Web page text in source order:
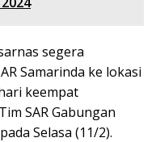
segera
Samarinda ke lokasi
keempat
SAR Gabungan
Selasa (11/2).